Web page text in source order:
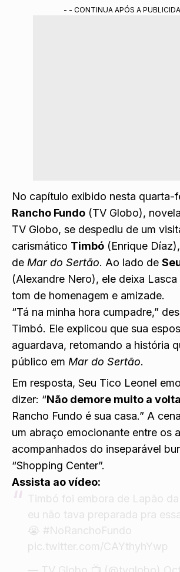
- - CONTINUA APÓS A
No capítulo exibido nesta quarta-
Rancho Fundo (TV Globo),
TV Globo, se despediu de um
carismático Timbó (Enrique
de Mar do Sertão. Ao lado de
(Alexandre Nero), ele deixa Lasca
tom de homenagem e amizade.
“Tá na minha hora cumpadre,”
Timbó. Ele explicou que sua
aguardava, retomando a história
público em Mar do Sertão.
Em resposta, Seu Tico Leonel
dizer: “Não demore muito a
Rancho Fundo é sua casa.” A
um abraço emocionante entre os
acompanhados do inseparável
“Shopping Center”.
Assista ao vídeo:
Timbó foi embora de Lapão
eu não tava preparada pra
😭 #NoRanchoFundo
pic.twitter.com/CAYthyhYwp